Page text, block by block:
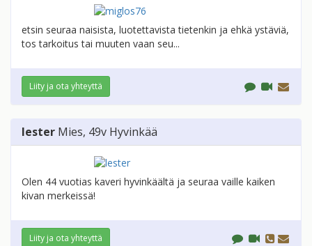
etsin seuraa naisista, luotettavista tietenkin ja ehkä ystäviä,
tos tarkoitus tai muuten vaan seu...
Liity ja ota yhteyttä
lester Mies, 49v Hyvinkää
Olen 44 vuotias kaveri hyvinkäältä ja seuraa vaille kaiken
kivan merkeissä!
Liity ja ota yhteyttä